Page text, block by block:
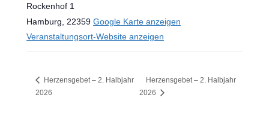
Rockenhof 1
Hamburg
22359 Google Karte anzeigen
Veranstaltungsort-Website anzeigen
Herzensgebet – 2. Halbjahr
2026
Herzensgebet – 2. Halbjahr
2026